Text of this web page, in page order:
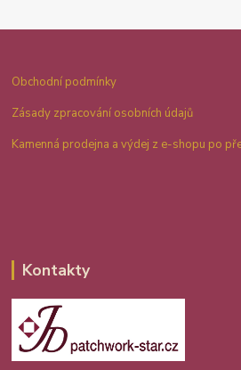
Obchodní podmínky
Zásady zpracování osobních údajů
Kamenná prodejna a výdej z e-shopu po
Kontakty